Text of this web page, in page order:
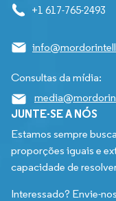
+1 617-765-2493
Consultas da mídia:
JUNTE-SE A NÓS
Estamos sempre
proporções iguais e
capacidade de
Interessado? Envie-